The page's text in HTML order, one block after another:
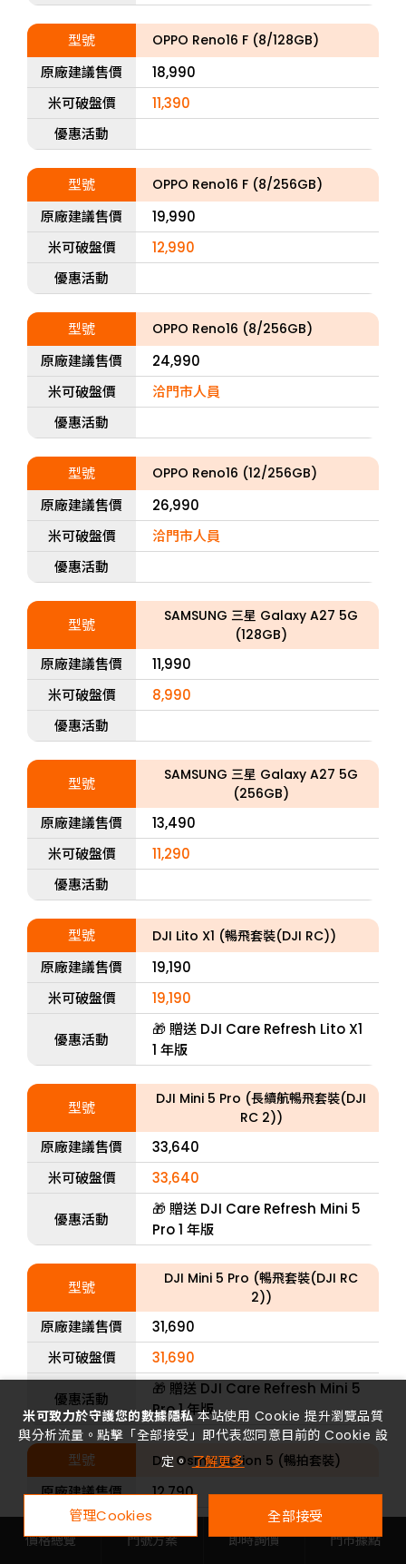
型號 OPPO Reno16 F (8/128GB)
原廠建議售價
18,990
米可破盤價
11,390
優惠活動
型號 OPPO Reno16 F (8/256GB)
原廠建議售價
19,990
米可破盤價
12,990
優惠活動
型號 OPPO Reno16 (8/256GB)
原廠建議售價
24,990
米可破盤價
洽門市人員
優惠活動
型號 OPPO Reno16 (12/256GB)
原廠建議售價
26,990
米可破盤價
洽門市人員
優惠活動
型號
SAMSUNG 三星 Galaxy A27 5G
(128GB)
原廠建議售價
11,990
米可破盤價
8,990
優惠活動
型號
SAMSUNG 三星 Galaxy A27 5G
(256GB)
原廠建議售價
13,490
米可破盤價
11,290
優惠活動
型號 DJI Lito X1 (暢飛套裝(DJI RC))
原廠建議售價
19,190
米可破盤價
19,190
優惠活動
🎁 贈送 DJI Care Refresh Lito X1
1 年版
型號
DJI Mini 5 Pro (長續航暢飛套裝(DJI
RC 2))
原廠建議售價
33,640
米可破盤價
33,640
優惠活動
🎁 贈送 DJI Care Refresh Mini 5
Pro 1 年版
型號
DJI Mini 5 Pro (暢飛套裝(DJI RC
2))
原廠建議售價
31,690
米可破盤價
31,690
優惠活動
🎁 贈送 DJI Care Refresh Mini 5
Pro 1 年版
型號 DJI Osmo Action 5 (暢拍套裝)
原廠建議售價
12,790
米可破盤價
價格總覽 門號方案 即時詢價 門市據點
米可致力於守護您的數據隱私本站使用 Cookie 提升瀏覽品質
與分析流量。點擊「全部接受」即代表您同意目前的 Cookie 設
定。了解更多
管理Cookies 全部接受